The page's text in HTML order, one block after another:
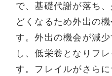
で、基礎代謝が落ち
どくなるため外出の
す。外出の機会が減
し、低栄養となりフ
す。フレイルがさら